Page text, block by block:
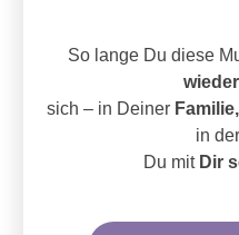
So lange Du diese
sich – in Deiner Familie,
in
Du mit Dir